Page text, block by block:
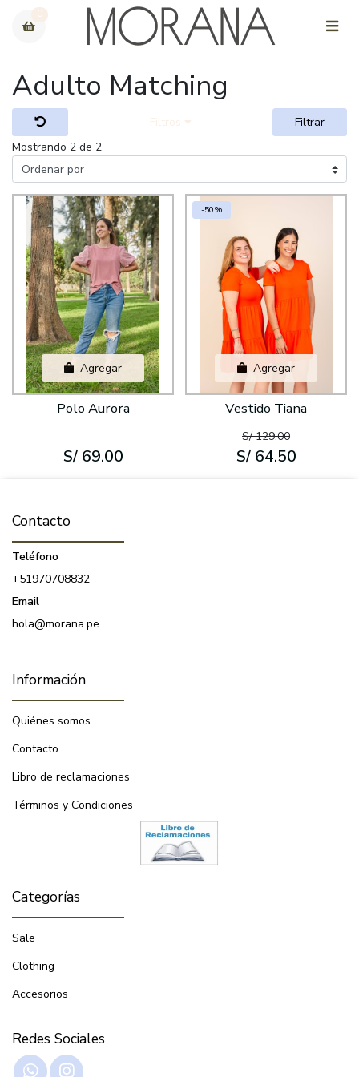
Adulto Matching
Filtros
Filtrar
Mostrando 2 de 2
Agregar
Polo Aurora
S/ 69.00
-50%
Agregar
Vestido Tiana
S/ 129.00
S/ 64.50
Contacto
Teléfono
+51970708832
Email
hola@morana.pe
Información
Quiénes somos
Contacto
Libro de reclamaciones
Términos y Condiciones
Categorías
Sale
Clothing
Accesorios
Redes Sociales